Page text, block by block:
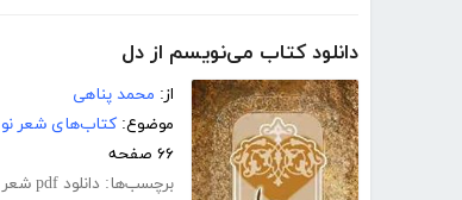
دانلود کتاب می‌نویسم از دل
از: محمد پناهی
موضوع: کتاب‌های شعر نو
۶۶ صفحه
برچسب‌ها: دانلود pdf شعر نو